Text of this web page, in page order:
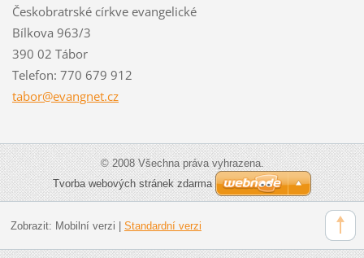
Českobratrské církve evangelické
Bílkova 963/3
390 02 Tábor
Telefon: 770 679 912
tabor@evangnet.cz
© 2008 Všechna práva vyhrazena.
Tvorba webových stránek zdarma
Zobrazit: Mobilní verzi Standardní verzi